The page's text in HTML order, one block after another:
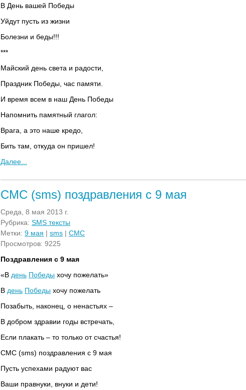
В День вашей Победы
Уйдут пусть из жизни
Болезни и беды!!!
***
Майский день света и радости,
Праздник Победы, час памяти.
И время всем в наш День Победы
Напомнить памятный глагол:
Врага, а это наше кредо,
Бить там, откуда он пришел!
Далее...
СМС (sms) поздравления с 9 мая
Среда, 8 мая 2013 г.
Рубрика: SMS тексты
Метки: 9 мая | sms | СМС
Просмотров: 9225
Поздравления с 9 мая
«В день Победы хочу пожелать»
В день Победы хочу пожелать
Позабыть, наконец, о ненастьях –
В добром здравии годы встречать,
Если плакать – то только от счастья!
СМС (sms) поздравления с 9 мая
Пусть успехами радуют вас
Ваши правнуки, внуки и дети!